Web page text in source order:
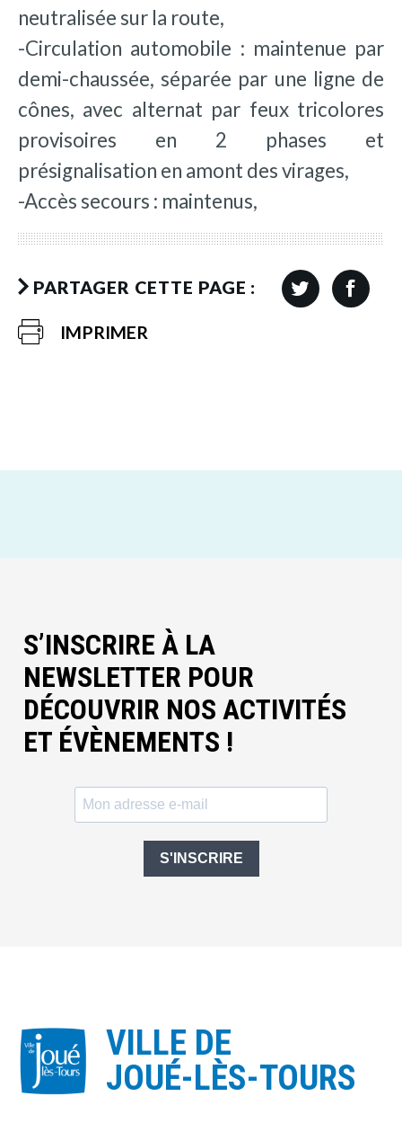
neutralisée sur la route,
-Circulation automobile : maintenue par
demi-chaussée, séparée par une ligne de
cônes, avec alternat par feux tricolores
provisoires en 2 phases et
présignalisation en amont des virages,
-Accès secours : maintenus,
PARTAGER CETTE PAGE :
IMPRIMER
S’INSCRIRE À LA
NEWSLETTER POUR
DÉCOUVRIR NOS ACTIVITÉS
ET ÉVÈNEMENTS !
S'INSCRIRE
VILLE DE
JOUÉ-LÈS-TOURS